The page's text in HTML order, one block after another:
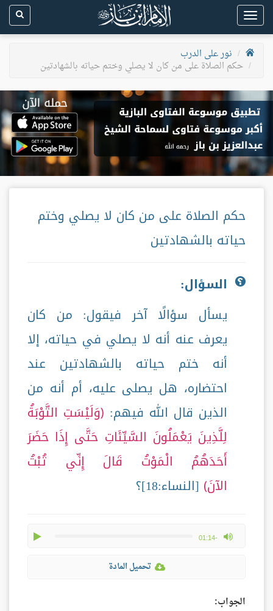
Toggle
navigation
نور على الدرب
حكم الصلاة على من كان لا يصلي وختم حياته بالشهادتين
حكم الصلاة على من كان لا يصلي وختم
حياته بالشهادتين
السؤال:
يسأل سؤالًا آخر فيقول: من كان
يعرف عنه أنه لا يصلي في حياته، إلا
أنه ختم حياته بالشهادتين عند
احتضاره، هل يصلى عليه، أم أنه من
الذين قال الله فيهم: وَلَيْسَتِ التَّوْبَةُ
لِلَّذِينَ يَعْمَلُونَ السَّيِّئَاتِ حَتَّى إِذَا حَضَرَ
أَحَدَهُمُ الْمَوْتُ قَالَ إِنِّي تُبْتُ
الآنَ [النساء:18]؟
-01:14
max volume
تحميل المادة
الجواب: